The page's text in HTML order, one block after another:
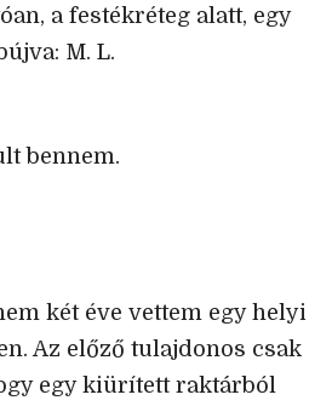
a festékréteg alatt, egy
M. L.
bennem.
két éve vettem egy helyi
Az előző tulajdonos csak
egy kiürített raktárból